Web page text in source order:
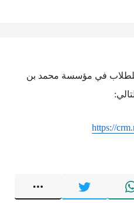
في مؤسسة محمد بن
https://